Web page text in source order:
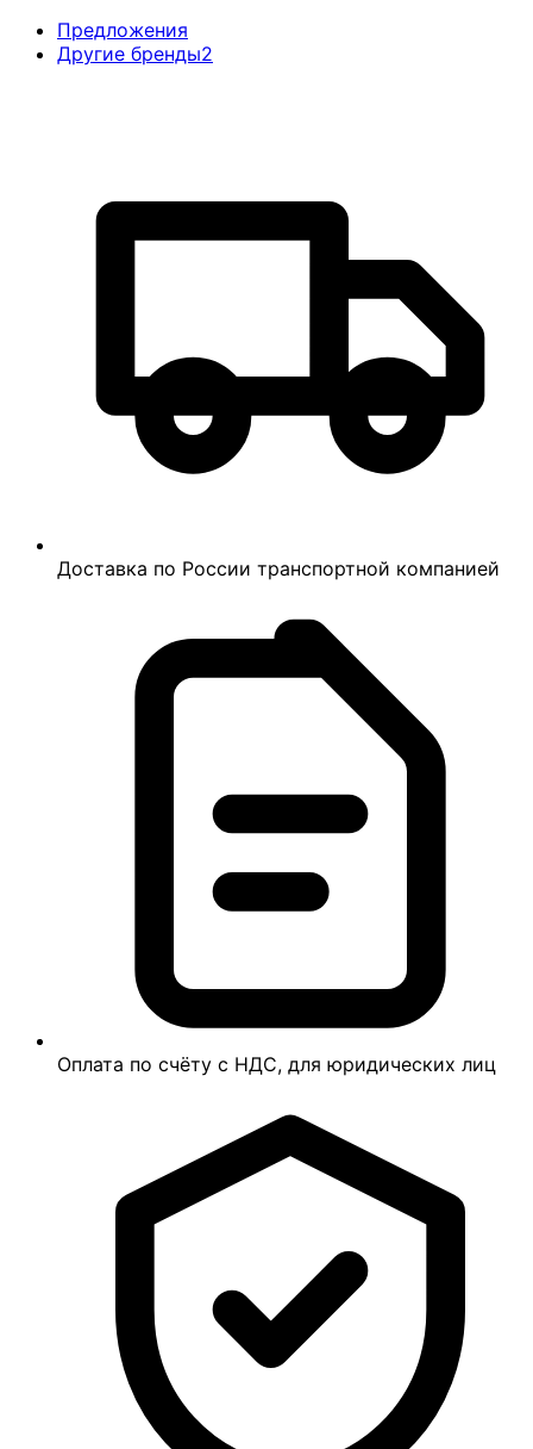
Предложения
Другие бренды2
Доставка по России транспортной компанией
Оплата по счёту с НДС, для юридических лиц